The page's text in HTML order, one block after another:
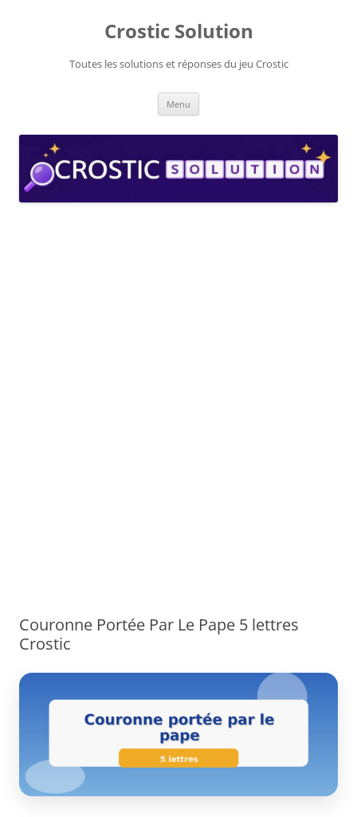
Crostic Solution
Toutes les solutions et réponses du jeu Crostic
Menu
Couronne Portée Par Le Pape 5 lettres
Crostic